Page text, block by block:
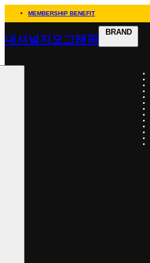
MEMBERSHIP BENEFIT
내셔널지오그래픽
BRAND